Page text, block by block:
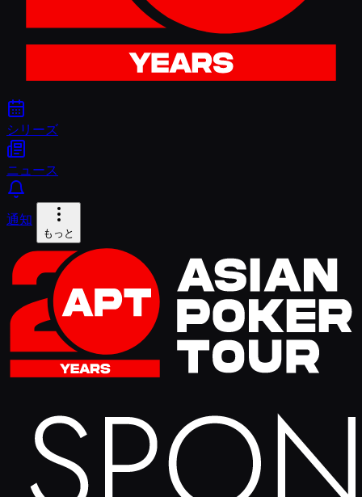
シリーズ
ニュース
通知
もっと